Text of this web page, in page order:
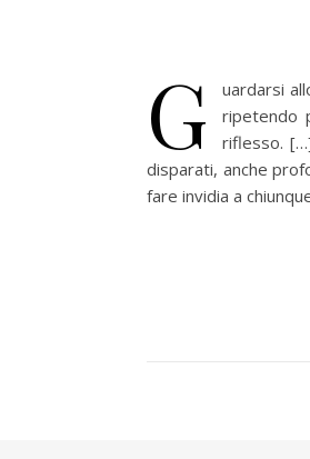
G
uardarsi
ripetendo
riflesso.
disparati, anche
fare invidia a